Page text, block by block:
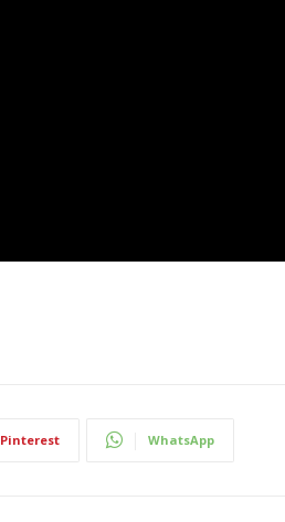
Pinterest WhatsApp